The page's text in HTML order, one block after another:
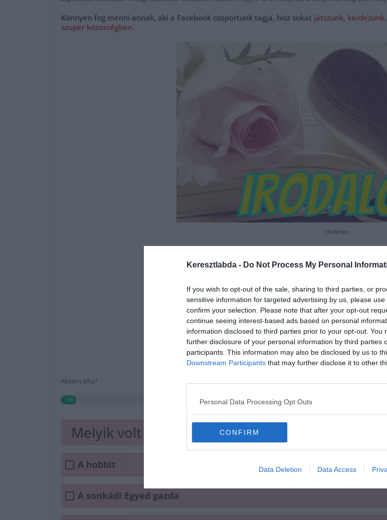
Keresztlabda - Do Not Process My Personal
If you wish to opt-out of the sale, sharing to third parties, or
sensitive information for targeted advertising by us, please
confirm your selection. Please note that after your opt-out
continue seeing interest-based ads based on personal
information disclosed to third parties prior to your opt-out. You
further disclosure of your personal information by third parties
participants. This information may also be disclosed by us to
Downstream Participants that may further disclose it to other
Personal Data Processing Opt Outs
CONFIRM
Data Deletion Data Access
Könnyen fog menni annak, aki a Facebook csoportunk tagja, hisz sokat játszunk, kérdezünk
szuper közösségben.
Hirdetés
Készen állsz?
0%
Melyik volt A Gyűrűk Ura előzménykönyve?
A hobbit
A sonkádi Egyed gazda